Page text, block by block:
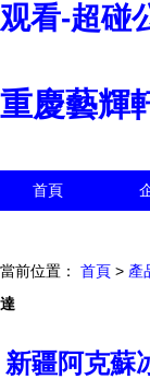
观看-超碰
重慶藝輝
首頁
當前位置： 首頁 > 產
達
新疆阿克蘇